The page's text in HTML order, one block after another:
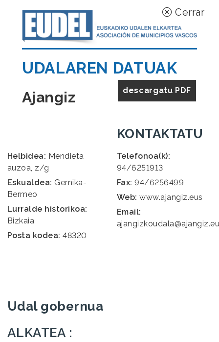
Cerrar
UDALAREN DATUAK
descargatu PDF
Ajangiz
Helbidea: Mendieta
auzoa, z/g
Eskualdea: Gernika-
Bermeo
Lurralde historikoa:
Bizkaia
Posta kodea: 48320
KONTAKTATU
Telefonoa(k):
94/6251913
Fax: 94/6256499
Web: www.ajangiz.eus
Email:
Udal gobernua
ALKATEA :